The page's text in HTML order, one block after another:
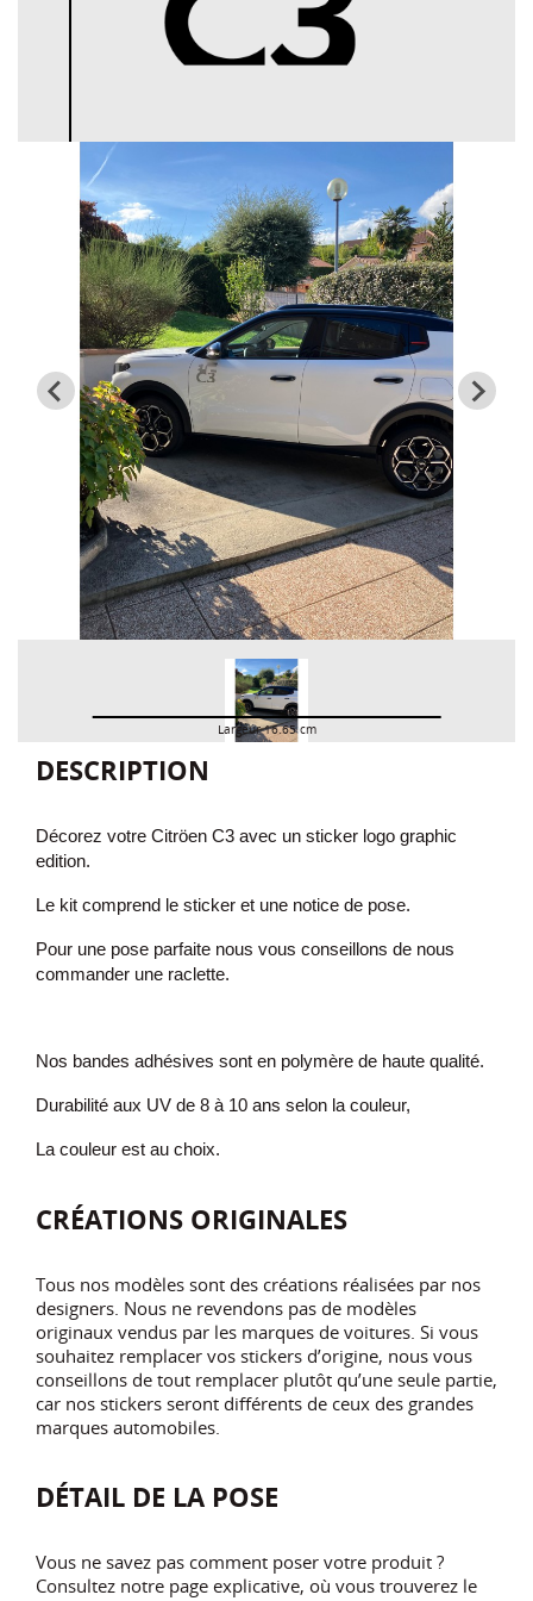
Largeur 16.65 cm
DESCRIPTION
Décorez votre Citröen C3 avec un sticker logo graphic
edition.
Le kit comprend le sticker et une notice de pose.
Pour une pose parfaite nous vous conseillons de nous
commander une raclette.
Nos bandes adhésives sont en polymère de haute qualité.
Durabilité aux UV de 8 à 10 ans selon la couleur,
La couleur est au choix.
CRÉATIONS ORIGINALES
Tous nos modèles sont des créations réalisées par nos
designers. Nous ne revendons pas de modèles
originaux vendus par les marques de voitures. Si vous
souhaitez remplacer vos stickers d’origine, nous vous
conseillons de tout remplacer plutôt qu’une seule partie,
car nos stickers seront différents de ceux des grandes
marques automobiles.
DÉTAIL DE LA POSE
Vous ne savez pas comment poser votre produit ?
Consultez notre page explicative, où vous trouverez le